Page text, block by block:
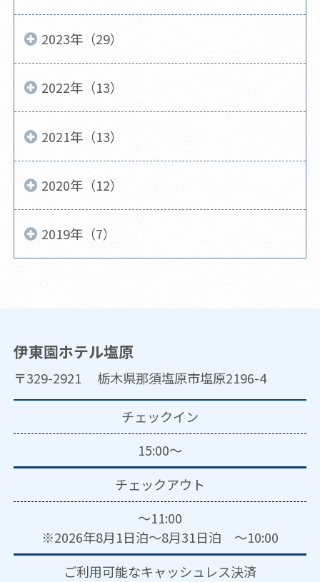
2023年（29）
2022年（13）
2021年（13）
2020年（12）
2019年（7）
伊東園ホテル塩原
〒329-2921 栃木県那須塩原市塩原2196-4
チェックイン
15:00～
チェックアウト
～11:00
※2026年8月1日泊～8月31日泊 ～10:00
ご利用可能なキャッシュレス決済